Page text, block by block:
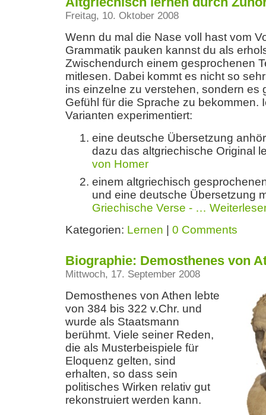
Freitag, 10. Oktober 2008
Wenn du mal die Nase voll hast vom
Grammatik pauken kannst du als
Zwischendurch einem gesprochenen
mitlesen. Dabei kommt es nicht so
ins einzelne zu verstehen, sondern es
Gefühl für die Sprache zu bekommen.
Varianten experimentiert:
eine deutsche Übersetzung
dazu das altgriechische Original
von Homer
einem altgriechisch
und eine deutsche Übersetzung
Griechische Verse - …
Kategorien: Lernen 0 Comments
Biographie: Demosthenes von
Mittwoch, 17. September 2008
Demosthenes von Athen lebte
von 384 bis 322 v.Chr. und
wurde als Staatsmann
berühmt. Viele seiner Reden,
die als Musterbeispiele für
Eloquenz gelten, sind
erhalten, so dass sein
politisches Wirken relativ gut
rekonstruiert werden kann.